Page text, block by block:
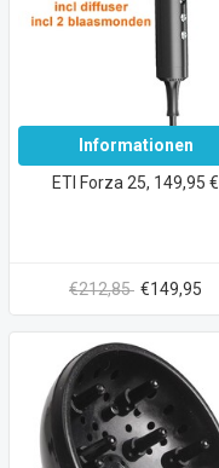
Informationen
ETI Forza 25, 149,95 €
€212,85 €149,95